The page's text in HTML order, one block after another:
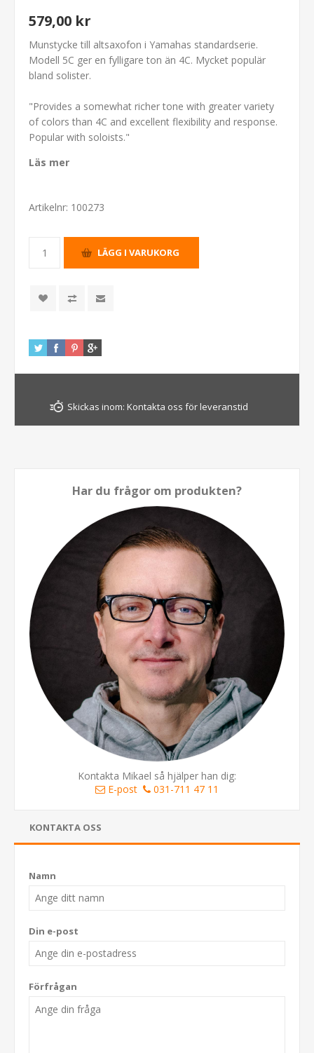
579,00 kr
Munstycke till altsaxofon i Yamahas standardserie.
Modell 5C ger en fylligare ton än 4C. Mycket populär
bland solister.
"Provides a somewhat richer tone with greater variety
of colors than 4C and excellent flexibility and response.
Popular with soloists."
Läs mer
Artikelnr: 100273
Skickas inom: Kontakta oss för leveranstid
Har du frågor om produkten?
Kontakta Mikael så hjälper han dig:
E-post
031-711 47 11
KONTAKTA OSS
Namn
Din e-post
Förfrågan